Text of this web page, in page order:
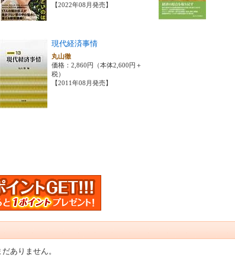
【2022年08月発売】
現代経済事情
丸山徹
価格：2,860円（本体2,600円＋
税）
【2011年08月発売】
ありません。